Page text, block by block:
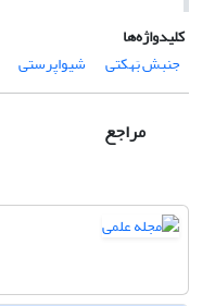
کلیدواژه‌ها
جنبش بَهکتی
شیواپرستی
مراجع